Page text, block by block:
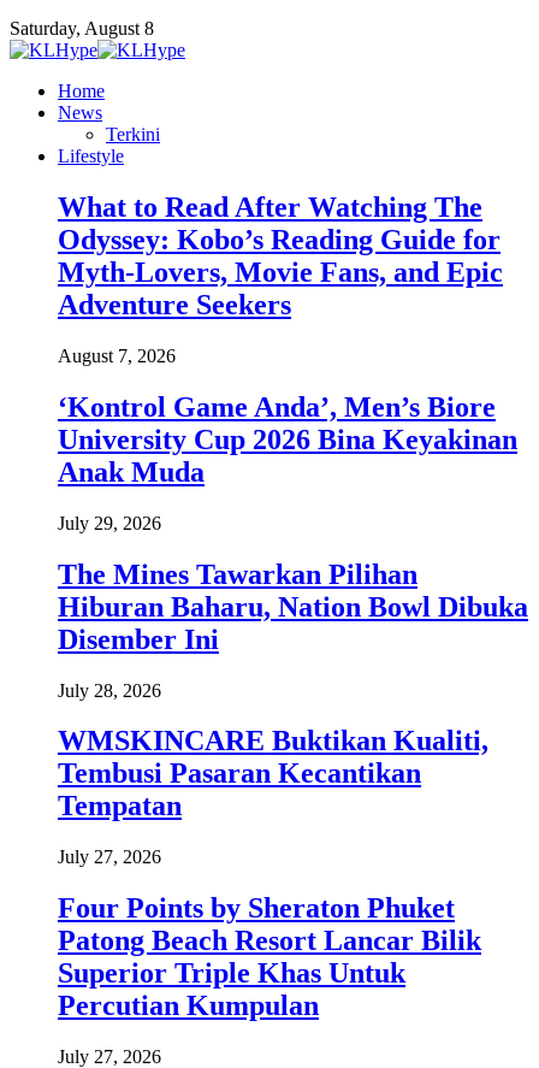
Saturday, August 8
Home
News
Terkini
Lifestyle
What to Read After Watching The
Odyssey: Kobo’s Reading Guide for
Myth-Lovers, Movie Fans, and Epic
Adventure Seekers
August 7, 2026
‘Kontrol Game Anda’, Men’s Biore
University Cup 2026 Bina Keyakinan
Anak Muda
July 29, 2026
The Mines Tawarkan Pilihan
Hiburan Baharu, Nation Bowl Dibuka
Disember Ini
July 28, 2026
WMSKINCARE Buktikan Kualiti,
Tembusi Pasaran Kecantikan
Tempatan
July 27, 2026
Four Points by Sheraton Phuket
Patong Beach Resort Lancar Bilik
Superior Triple Khas Untuk
Percutian Kumpulan
July 27, 2026